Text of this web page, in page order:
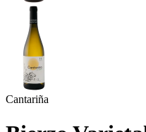
Cantariña